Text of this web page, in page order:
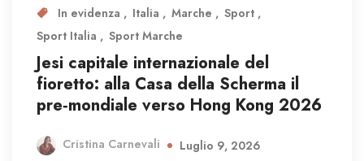
In evidenza Italia Marche
Sport
Sport Italia
Sport Marche
Jesi capitale internazionale del
fioretto: alla Casa della Scherma il
pre‑mondiale verso Hong Kong 2026
Cristina Carnevali Luglio 9, 2026